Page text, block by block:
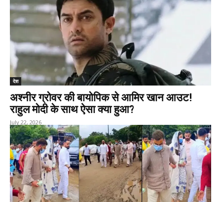
देश
अश्नीर ग्रोवर की बायोपिक से आमिर खान आउट!
राहुल मोदी के साथ ऐसा क्या हुआ?
July 22, 2026